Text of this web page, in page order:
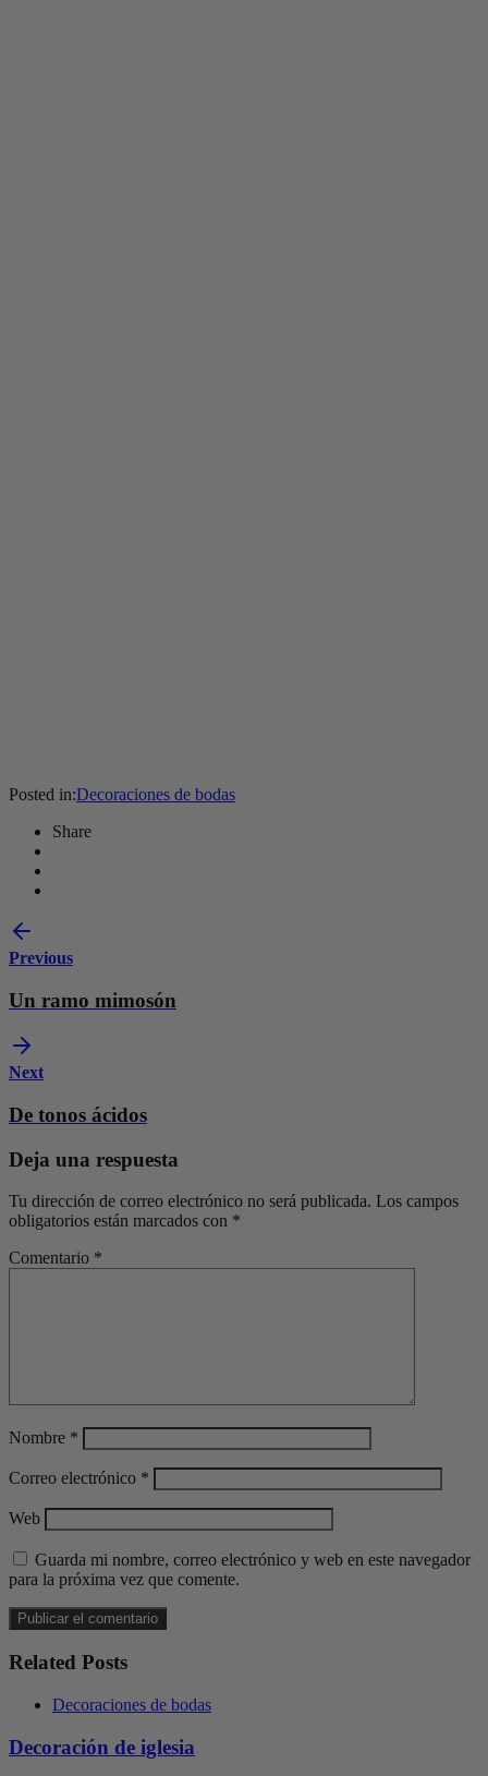
Posted in:Decoraciones de bodas
Share
Previous
Un ramo mimosón
Next
De tonos ácidos
Deja una respuesta
Tu dirección de correo electrónico no será publicada. Los campos
obligatorios están marcados con *
Comentario *
Nombre *
Correo electrónico *
Web
Guarda mi nombre, correo electrónico y web en este navegador
para la próxima vez que comente.
Related Posts
Decoraciones de bodas
Decoración de iglesia